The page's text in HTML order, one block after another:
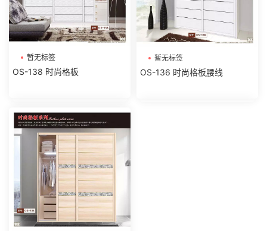
暂无标签
OS-138 时尚格板
暂无标签
OS-136 时尚格板腰线